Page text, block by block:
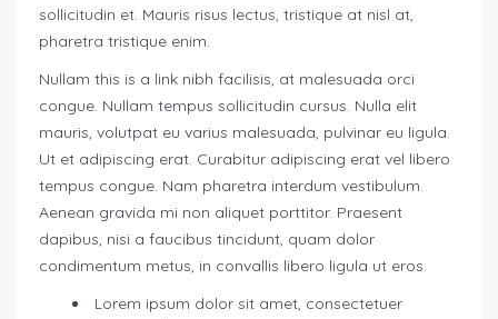
sollicitudin et. Mauris risus lectus, tristique at nisl at,
pharetra tristique enim.
Nullam this is a link nibh facilisis, at malesuada orci
congue. Nullam tempus sollicitudin cursus. Nulla elit
mauris, volutpat eu varius malesuada, pulvinar eu ligula.
Ut et adipiscing erat. Curabitur adipiscing erat vel libero
tempus congue. Nam pharetra interdum vestibulum.
Aenean gravida mi non aliquet porttitor. Praesent
dapibus, nisi a faucibus tincidunt, quam dolor
condimentum metus, in convallis libero ligula ut eros.
Lorem ipsum dolor sit amet, consectetuer